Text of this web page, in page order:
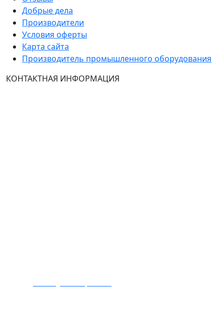
Добрые дела
Производители
Условия оферты
Карта сайта
Производитель промышленного оборудования
КОНТАКТНАЯ ИНФОРМАЦИЯ